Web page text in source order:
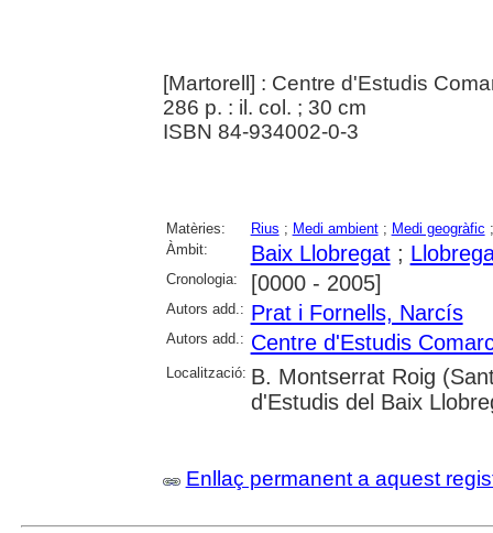
[Martorell] : Centre d'Estudis
286 p. : il. col. ; 30 cm
ISBN 84-934002-0-3
Matèries: Rius ; Medi ambient; Medi geogràfic
Àmbit:
Baix Llobregat;
Cronologia: [0000 - 2005]
Autors add.: Prat i Fornells, Narcís
Autors add.: Centre d'Estudis
Localització: B. Montserrat Roig
d'Estudis del Baix
Enllaç permanent a aquest